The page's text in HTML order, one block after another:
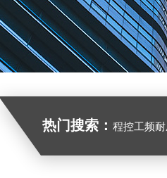
热门搜索： 程控工频耐压试验装置、智能